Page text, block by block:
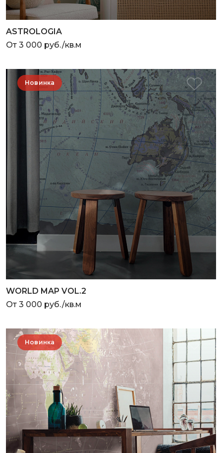
ASTROLOGIA
От 3 000 руб./кв.м
Новинка
WORLD MAP VOL.2
От 3 000 руб./кв.м
Новинка